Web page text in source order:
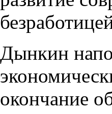
Дынкин
окончание